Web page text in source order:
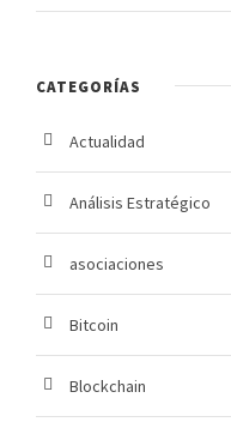
CATEGORÍAS
Actualidad
Análisis Estratégico
asociaciones
Bitcoin
Blockchain